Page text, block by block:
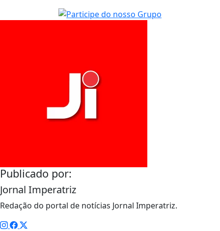
Publicado por:
Jornal Imperatriz
Redação do portal de notícias Jornal Imperatriz.